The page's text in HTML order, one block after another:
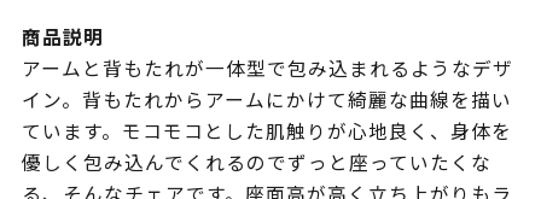
商品説明
アームと背もたれが一体型で包み込まれるようなデザ
イン。背もたれからアームにかけて綺麗な曲線を描い
ています。モコモコとした肌触りが心地良く、身体を
優しく包み込んでくれるのでずっと座っていたくな